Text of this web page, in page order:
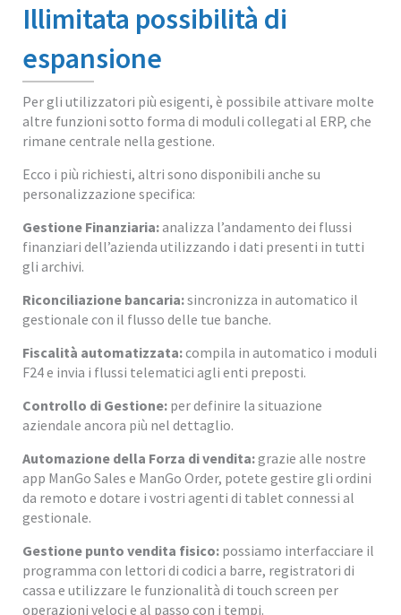
Illimitata possibilità di
espansione
Per gli utilizzatori più esigenti, è possibile attivare molte
altre funzioni sotto forma di moduli collegati al ERP, che
rimane centrale nella gestione.
Ecco i più richiesti, altri sono disponibili anche su
personalizzazione specifica:
Gestione Finanziaria:analizza l’andamento dei flussi
finanziari dell’azienda utilizzando i dati presenti in tutti
gli archivi.
Riconciliazione bancaria:sincronizza in automatico il
gestionale con il flusso delle tue banche.
Fiscalità automatizzata:compila in automatico i moduli
F24 e invia i flussi telematici agli enti preposti.
Controllo di Gestione:per definire la situazione
aziendale ancora più nel dettaglio.
Automazione della Forza di vendita:grazie alle nostre
app ManGo Sales e ManGo Order, potete gestire gli ordini
da remoto e dotare i vostri agenti di tablet connessi al
gestionale.
Gestione punto vendita fisico:possiamo interfacciare il
programma con lettori di codici a barre, registratori di
cassa e utilizzare le funzionalità di touch screen per
operazioni veloci e al passo con i tempi.